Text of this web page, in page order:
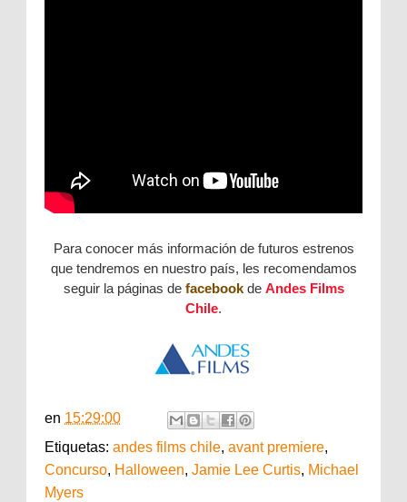
Para conocer más información de futuros estrenos
que tendremos en nuestro país, les recomendamos
seguir la páginas de facebook de Andes Films
Chile.
en 15:29:00
Etiquetas: andes films chile, avant premiere,
Concurso, Halloween, Jamie Lee Curtis, Michael
Myers